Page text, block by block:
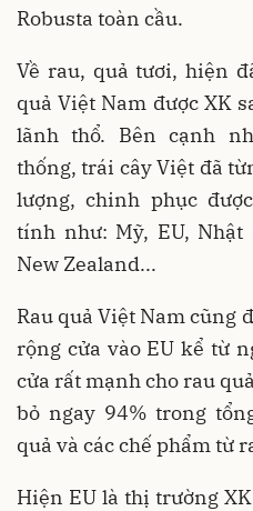
Robusta toàn cầu.
Về rau, quả tươi, hiện
quả Việt Nam được XK
lãnh thổ. Bên cạnh
thống, trái cây Việt đã
lượng, chinh phục
tính như: Mỹ, EU, Nhật
New Zealand...
Rau quả Việt Nam cũng
rộng cửa vào EU kể từ
cửa rất mạnh cho rau
bỏ ngay 94% trong
quả và các chế phẩm từ
Hiện EU là thị trường